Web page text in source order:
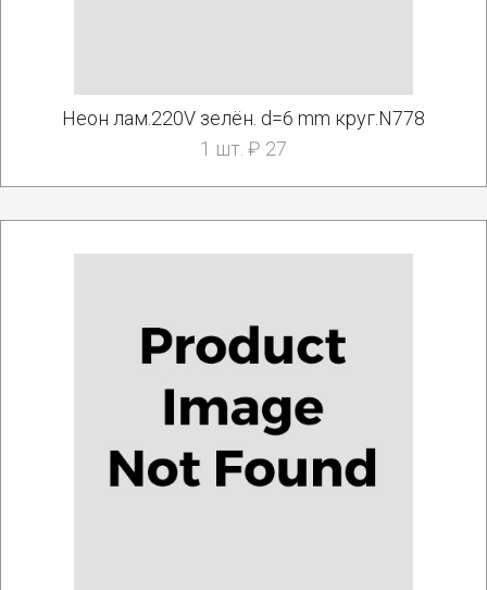
Неон лам.220V зелён. d=6 mm круг.N778
1 шт. ₽ 27